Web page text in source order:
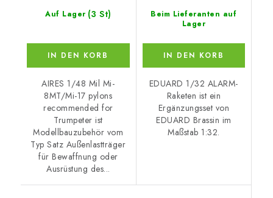
Auf Lager (3 St)
IN DEN KORB
AIRES 1/48 Mil Mi-
8MT/Mi-17 pylons
recommended for
Trumpeter ist
Modellbauzubehör vom
Typ Satz Außenlastträger
für Bewaffnung oder
Ausrüstung des...
Beim Lieferanten auf
Lager
IN DEN KORB
EDUARD 1/32 ALARM-
Raketen ist ein
Ergänzungsset von
EDUARD Brassin im
Maßstab 1:32.